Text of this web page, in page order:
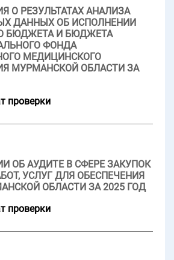
О РЕЗУЛЬТАТАХ АНАЛИЗА
ДАННЫХ ОБ ИСПОЛНЕНИИ
БЮДЖЕТА И БЮДЖЕТА
ФОНДА
МЕДИЦИНСКОГО
МУРМАНСКОЙ ОБЛАСТИ ЗА
проверки
ОБ АУДИТЕ В СФЕРЕ ЗАКУПОК
УСЛУГ ДЛЯ ОБЕСПЕЧЕНИЯ
ОБЛАСТИ ЗА 2025 ГОД
проверки